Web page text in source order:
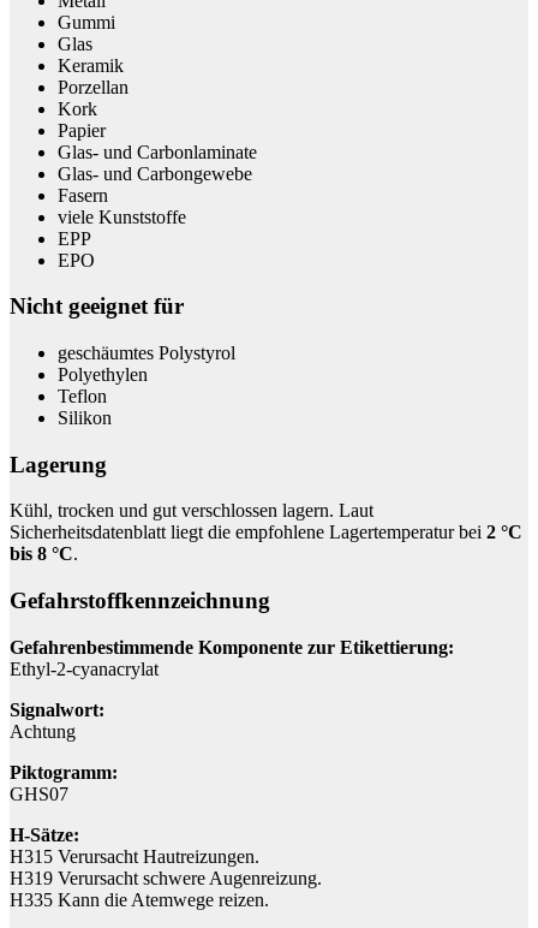
Gummi
Glas
Keramik
Porzellan
Kork
Papier
Glas- und Carbonlaminate
Glas- und Carbongewebe
Fasern
viele Kunststoffe
EPP
EPO
Nicht geeignet für
geschäumtes Polystyrol
Polyethylen
Teflon
Silikon
Lagerung
Kühl, trocken und gut verschlossen lagern. Laut
Sicherheitsdatenblatt liegt die empfohlene Lagertemperatur bei 2 °C
bis 8 °C.
Gefahrstoffkennzeichnung
Gefahrenbestimmende Komponente zur Etikettierung:
Ethyl-2-cyanacrylat
Signalwort:
Achtung
Piktogramm:
GHS07
H-Sätze:
H315 Verursacht Hautreizungen.
H319 Verursacht schwere Augenreizung.
H335 Kann die Atemwege reizen.